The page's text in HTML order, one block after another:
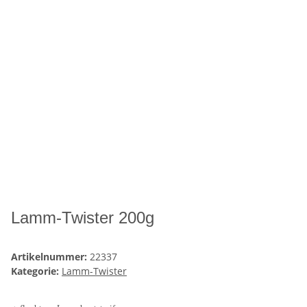
Lamm-Twister 200g
Artikelnummer: 22337
Kategorie: Lamm-Twister